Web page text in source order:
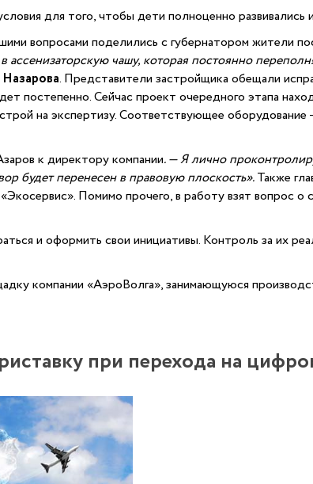
для того, чтобы дети полноценно развивались
вопросами поделились с губернатором жители
ассенизаторскую чашу, которая постоянно
. Представители застройщика обещали
постепенно. Сейчас проект очередного этапа
на экспертизу. Соответствующее оборудование
к директору компании. — Я лично
будет перенесен в правовую плоскость».Также
Помимо прочего, в работу взят вопрос
и оформить свои инициативы. Контроль за их
компании «АэроВолга», занимающуюся
при перехода на